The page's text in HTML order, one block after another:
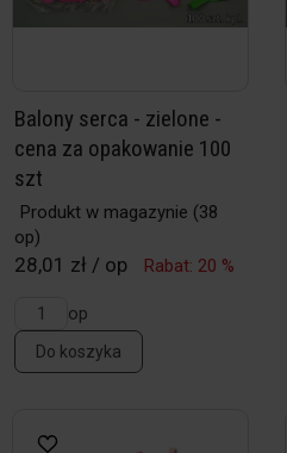
Balony serca - zielone -
cena za opakowanie 100
szt
Produkt w magazynie (38
op)
28,01 zł / op Rabat: 20 %
op
Do koszyka